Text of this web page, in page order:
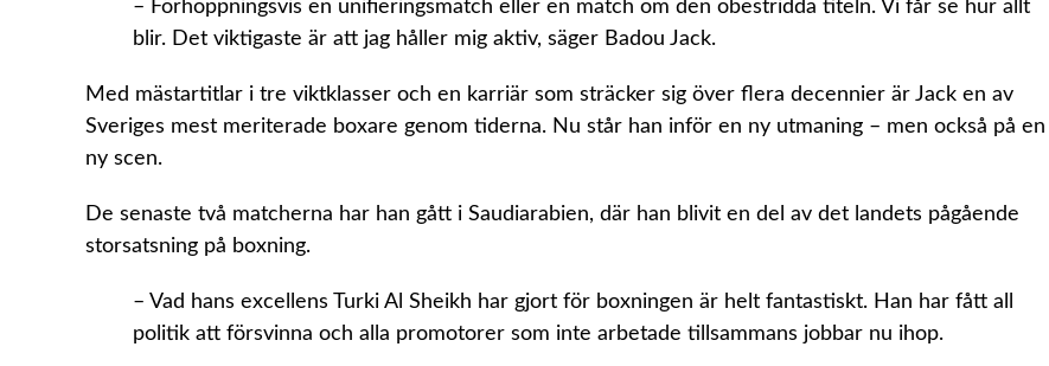
– Förhoppningsvis en unifieringsmatch eller en match om den obestridda titeln. Vi får se hur allt
blir. Det viktigaste är att jag håller mig aktiv, säger Badou Jack.
Med mästartitlar i tre viktklasser och en karriär som sträcker sig över flera decennier är Jack en av
Sveriges mest meriterade boxare genom tiderna. Nu står han inför en ny utmaning – men också på en
ny scen.
De senaste två matcherna har han gått i Saudiarabien, där han blivit en del av det landets pågående
storsatsning på boxning.
– Vad hans excellens Turki Al Sheikh har gjort för boxningen är helt fantastiskt. Han har fått all
politik att försvinna och alla promotorer som inte arbetade tillsammans jobbar nu ihop.